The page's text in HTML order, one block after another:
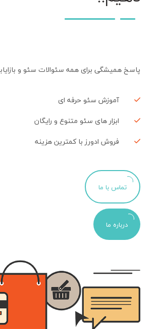
پاسخ همیشگی برای همه سئوالات سئو و
آموزش سئو حرفه ای
ابزار های سئو متنوع و رایگان
فروش ادورز با کمترین هزینه
تماس با ما
درباره ما